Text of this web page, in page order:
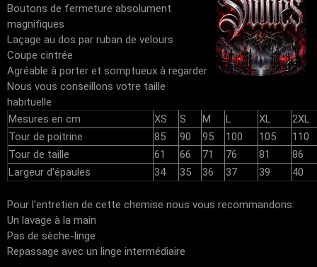
Boutons de fermeture absolument
magnifiques
Laçage au dos par ruban de velours
Coupe cintrée
Agréable à porter et somptueux à regarder
Nous vous conseillons votre taille
habituelle
Mesures en cm
XS S M L XL
2XL
Tour de poitrine
85 90 95 100 105
110
Tour de taille
61 66 71 76 81
86
Largeur d'épaules
34 35 36 37 39 40
Pour l'entretien de cette chemise nous vous recommandons:
Un lavage à la main
Pas de sèche-linge
Repassage avec un linge intermédiaire